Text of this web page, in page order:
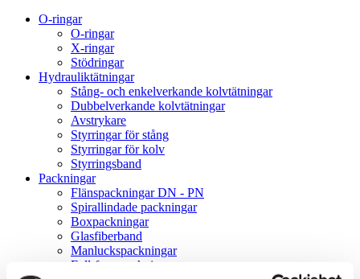
O-ringar
O-ringar
X-ringar
Stödringar
Hydrauliktätningar
Stång- och enkelverkande kolvtätningar
Dubbelverkande kolvtätningar
Avstrykare
Styrringar för stång
Styrringar för kolv
Styrringsband
Packningar
Flänspackningar DN - PN
Spirallindade packningar
Boxpackningar
Glasfiberband
Manluckspackningar
Full-face-packningar